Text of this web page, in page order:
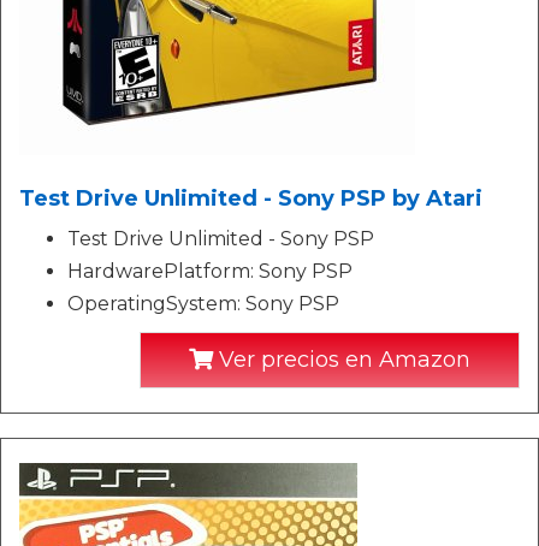
Test Drive Unlimited - Sony PSP by Atari
Test Drive Unlimited - Sony PSP
HardwarePlatform: Sony PSP
OperatingSystem: Sony PSP
Ver precios en Amazon